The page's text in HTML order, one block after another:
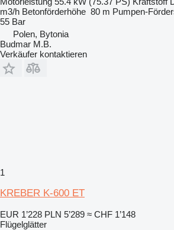
m3/h Betonförderhöhe 80 m Pumpen-
55 Bar
Polen, Bytonia
Budmar M.B.
Verkäufer kontaktieren
1
KREBER K-600 ET
EUR 1’228 PLN 5’289 ≈ CHF 1’148
Flügelglätter